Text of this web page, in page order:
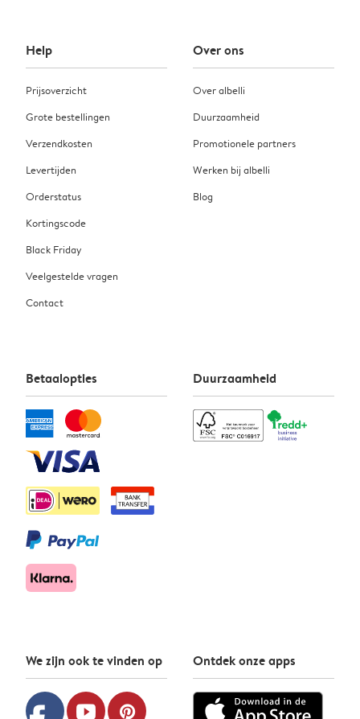
Help
Prijsoverzicht
Grote bestellingen
Verzendkosten
Levertijden
Orderstatus
Kortingscode
Black Friday
Veelgestelde vragen
Contact
Over ons
Over albelli
Duurzaamheid
Promotionele partners
Werken bij albelli
Blog
Betaalopties Duurzaamheid
We zijn ook te vinden op
youtube pinterest
Ontdek onze apps